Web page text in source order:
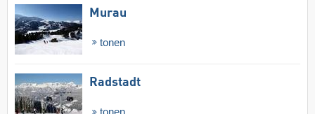
Murau
tonen
Radstadt